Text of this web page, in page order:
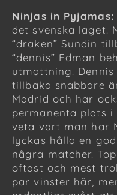
Ninjas in Pyjamas:
det svenska laget.
“draken” Sundin
“dennis” Edman
utmattning.
tillbaka snabbare
Madrid och har
permanenta plats
veta vart man har
lyckas hålla en
några matcher.
oftast och mest
par vinster här,